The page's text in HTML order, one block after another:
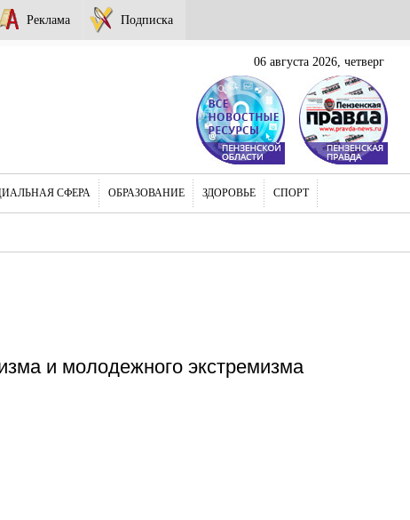
Реклама Подписка
06 августа 2026, четверг
СФЕРА ОБРАЗОВАНИЕ ЗДОРОВЬЕ СПОРТ
и молодежного экстремизма